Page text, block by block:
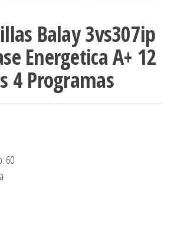
Balay 3vs307ip
Energetica A+ 12
4 Programas
60